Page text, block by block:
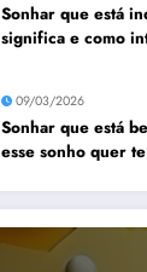
Sonhar que está
significa e como
09/03/2026
Sonhar que está
esse sonho quer